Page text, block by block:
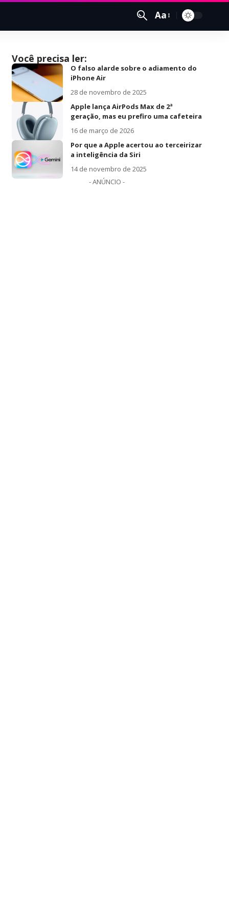
Aa
Você precisa ler:
O falso alarde sobre o adiamento do
iPhone Air
28 de novembro de 2025
Apple lança AirPods Max de 2ª
geração, mas eu prefiro uma cafeteira
16 de março de 2026
Por que a Apple acertou ao terceirizar
a inteligência da Siri
14 de novembro de 2025
- ANÚNCIO -